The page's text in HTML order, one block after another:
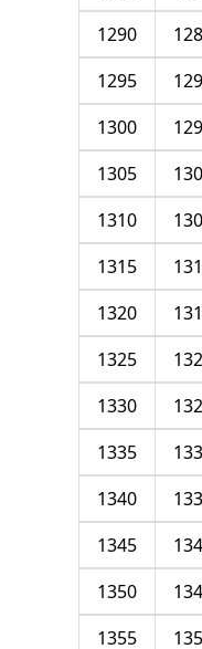
1290
1295
1300
1305
1310
1315
1320
1325
1330
1335
1340
1345
1350
1355